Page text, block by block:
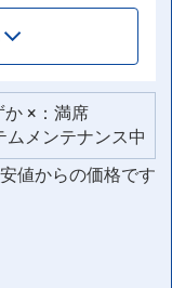
×：満席
ムメンテナンス中
値からの価格です